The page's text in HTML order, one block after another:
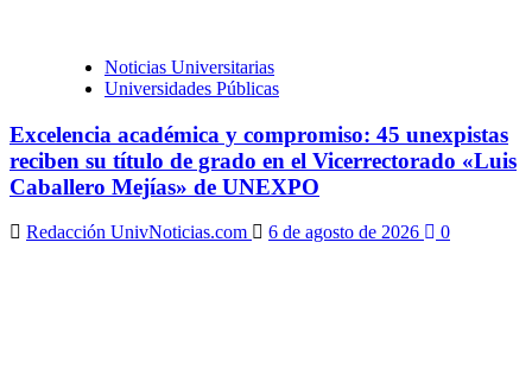
Noticias Universitarias
Universidades Públicas
Excelencia académica y compromiso: 45 unexpistas
reciben su título de grado en el Vicerrectorado «Luis
Caballero Mejías» de UNEXPO
Redacción UnivNoticias.com 6 de agosto de 2026 0